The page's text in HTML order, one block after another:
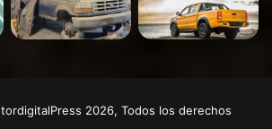
2026, Todos los derechos